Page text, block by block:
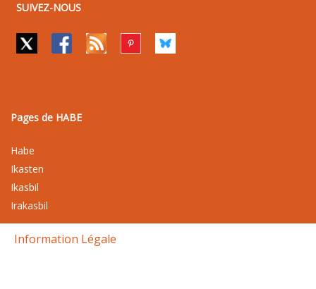
SUIVEZ-NOUS
Pages de HABE
Habe
Ikasten
Ikasbil
Irakasbil
Information Légale